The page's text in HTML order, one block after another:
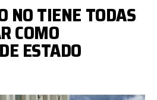
NO TIENE TODAS
COMO
ESTADO